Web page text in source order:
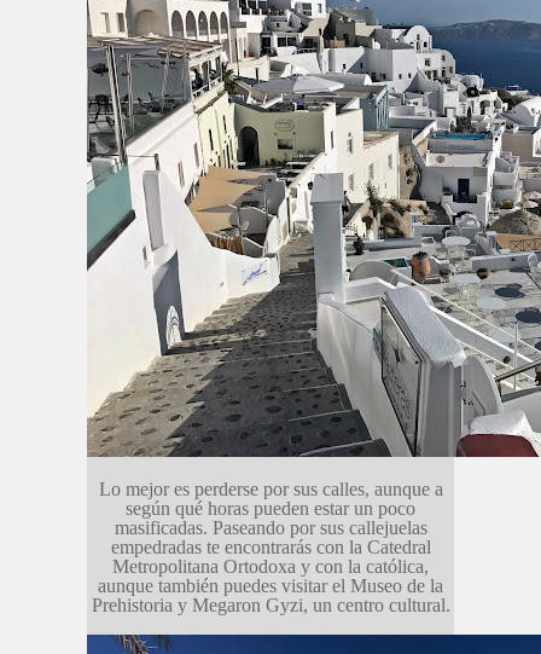
Lo mejor es perderse por sus calles, aunque a
según qué horas pueden estar un poco
masificadas. Paseando por sus callejuelas
empedradas te encontrarás con la Catedral
Metropolitana Ortodoxa y con la católica,
aunque también puedes visitar el Museo de la
Prehistoria y Megaron Gyzi, un centro cultural.